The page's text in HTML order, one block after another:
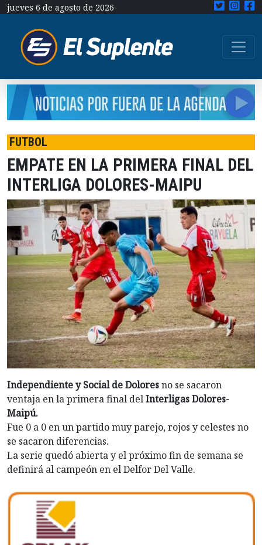
jueves 6 de agosto de 2026
FUTBOL
EMPATE EN LA PRIMERA FINAL DEL
INTERLIGA DOLORES-MAIPU
Independiente y Social de Doloresno se sacaron
ventaja en la primera final delInterligas Dolores-
Maipú.
Fue 0 a 0 en un partido muy parejo, rojos y celestes no
se sacaron diferencias.
La serie quedó abierta y el próximo fin de semana se
definirá al campeón en el Delfor Del Valle.